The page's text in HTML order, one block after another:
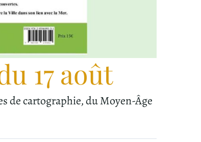
17 août
de cartographie, du Moyen-Âge